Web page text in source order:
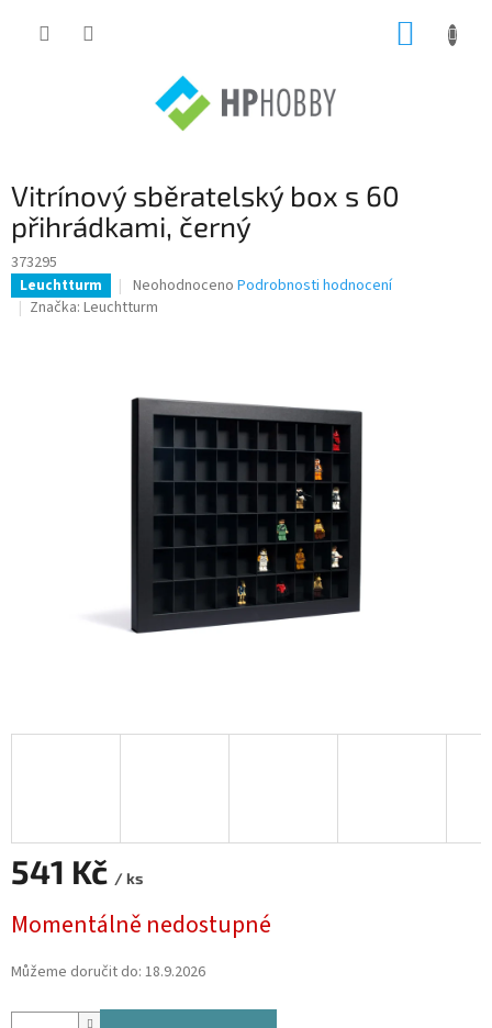
Vitrínový sběratelský box s 60
přihrádkami, černý
373295
Leuchtturm
Průměrné
hodnocení
hvězdiček.
Neohodnoceno Podrobnosti hodnocení
Značka: Leuchtturm
541 Kč / ks
cena:
Momentálně nedostupné
Můžeme doručit do: 18.9.2026